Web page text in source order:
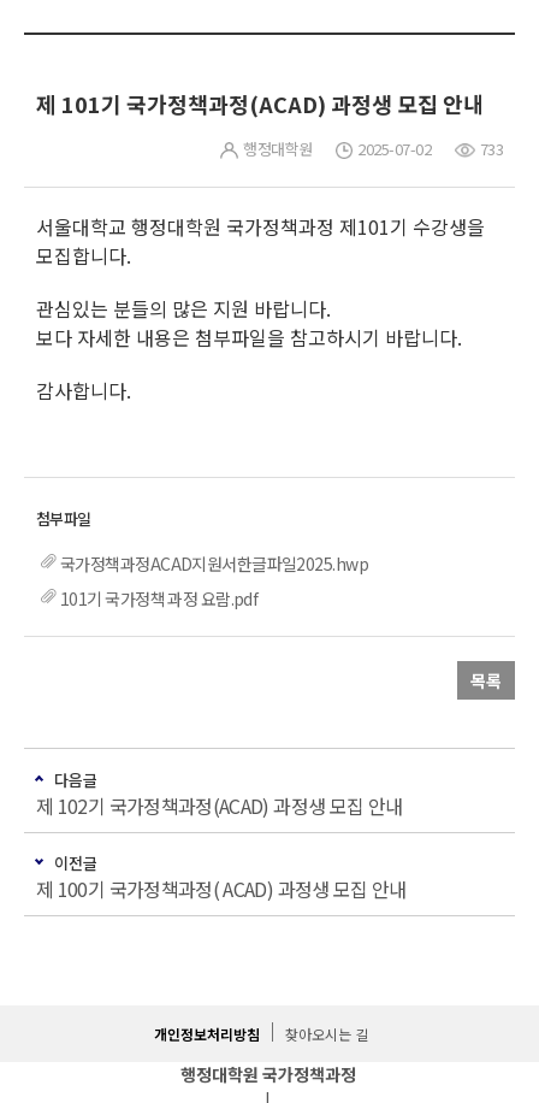
제 101기 국가정책과정(ACAD) 과정생 모집 안내
행정대학원 2025-07-02 733
서울대학교 행정대학원 국가정책과정 제101기 수강생을
모집합니다.
관심있는 분들의 많은 지원 바랍니다.
보다 자세한 내용은 첨부파일을 참고하시기 바랍니다.
감사합니다.
국가정책과정ACAD지원서한글파일2025.hwp
101기 국가정책 과정 요람.pdf
목록
다음글
제 102기 국가정책과정(ACAD) 과정생 모집 안내
이전글
제 100기 국가정책과정( ACAD) 과정생 모집 안내
개인정보처리방침 찾아오시는 길
행정대학원 국가정책과정